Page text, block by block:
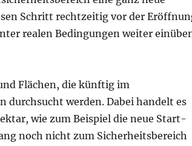
Schritt rechtzeitig vor der
realen Bedingungen weiter
Flächen, die künftig im
durchsucht werden. Dabei handelt es
wie zum Beispiel die neue Start-
noch nicht zum Sicherheitsbereich